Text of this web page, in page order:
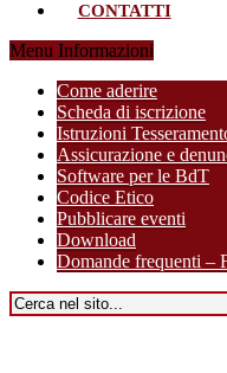
CONTATTI
Menu Informazioni
Come aderire
Scheda di iscrizione
Istruzioni
Assicurazione e
Software per le BdT
Codice Etico
Pubblicare eventi
Download
Domande frequenti –